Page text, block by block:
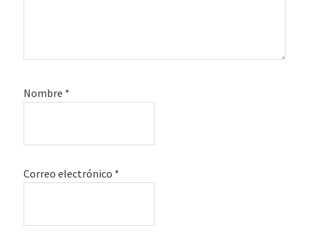
Nombre *
Correo electrónico *